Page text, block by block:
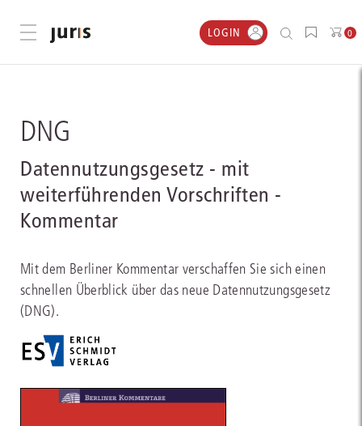
Menü öffnen LOGIN 0
DNG
Datennutzungsgesetz - mit
weiterführenden Vorschriften -
Kommentar
Mit dem Berliner Kommentar verschaffen Sie sich einen
schnellen Überblick über das neue Datennutzungsgesetz
(DNG).